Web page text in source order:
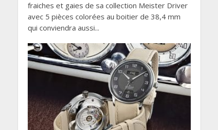
fraiches et gaies de sa collection Meister Driver
avec 5 pièces colorées au boitier de 38,4 mm
qui conviendra aussi...